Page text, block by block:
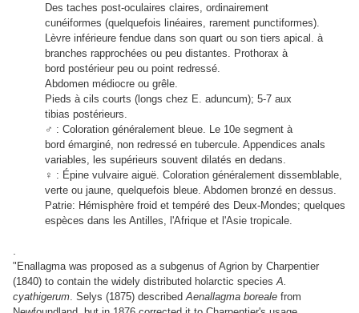
Des taches post-oculaires claires, ordinairement
cunéiformes (quelquefois linéaires, rarement punctiformes).
Lèvre inférieure fendue dans son quart ou son tiers apical. à
branches rapprochées ou peu distantes. Prothorax à
bord postérieur peu ou point redressé.
Abdomen médiocre ou grêle.
Pieds à cils courts (longs chez E. aduncum); 5-7 aux
tibias postérieurs.
♂ : Coloration généralement bleue. Le 10e segment à
bord émarginé, non redressé en tubercule. Appendices anals
variables, les supérieurs souvent dilatés en dedans.
♀ : Épine vulvaire aiguë. Coloration généralement dissemblable,
verte ou jaune, quelquefois bleue. Abdomen bronzé en dessus.
Patrie: Hémisphère froid et tempéré des Deux-Mondes; quelques
espèces dans les Antilles, l'Afrique et l'Asie tropicale.
"Enallagma was proposed as a subgenus of Agrion by Charpentier
(1840) to contain the widely distributed holarctic speciesA.
cyathigerum. Selys (1875) describedAenallagma boreale from